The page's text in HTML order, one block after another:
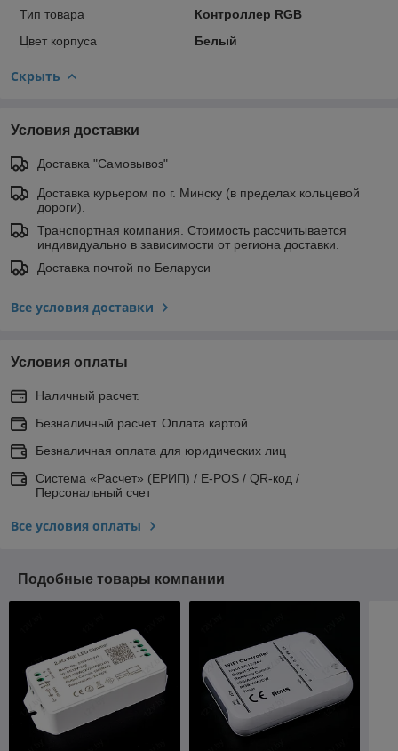
Тип товара
Контроллер RGB
Цвет корпуса
Белый
Скрыть
Условия доставки
Доставка "Самовывоз"
Доставка курьером по г. Минску (в пределах кольцевой
дороги).
Транспортная компания. Стоимость рассчитывается
индивидуально в зависимости от региона доставки.
Доставка почтой по Беларуси
Все условия доставки
Условия оплаты
Наличный расчет.
Безналичный расчет. Оплата картой.
Безналичная оплата для юридических лиц
Система «Расчет» (ЕРИП) / E-POS / QR-код /
Персональный счет
Все условия оплаты
Подобные товары компании